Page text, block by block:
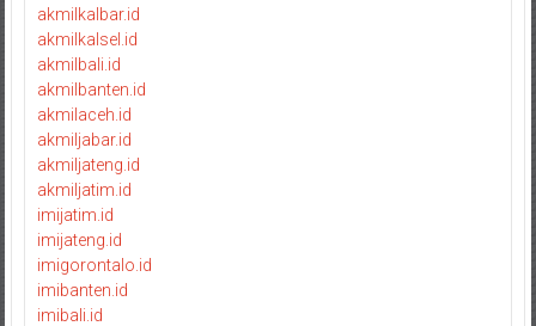
akmilkalbar.id
akmilkalsel.id
akmilbali.id
akmilbanten.id
akmilaceh.id
akmiljabar.id
akmiljateng.id
akmiljatim.id
imijatim.id
imijateng.id
imigorontalo.id
imibanten.id
imibali.id